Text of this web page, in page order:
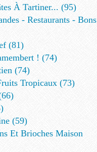
À Tartiner... (95)
- Restaurants - Bons
(81)
! (74)
(74)
Tropicaux (73)
(59)
Et Brioches Maison